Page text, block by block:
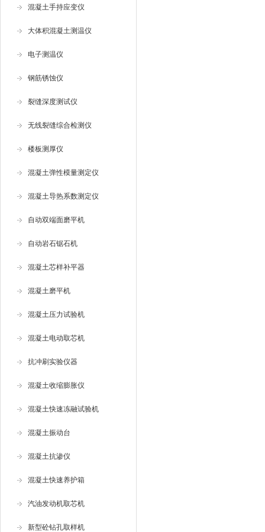
混凝土手持应变仪
大体积混凝土测温仪
电子测温仪
钢筋锈蚀仪
裂缝深度测试仪
无线裂缝综合检测仪
楼板测厚仪
混凝土弹性模量测定仪
混凝土导热系数测定仪
自动双端面磨平机
自动岩石锯石机
混凝土芯样补平器
混凝土磨平机
混凝土压力试验机
混凝土电动取芯机
抗冲刷实验仪器
混凝土收缩膨胀仪
混凝土快速冻融试验机
混凝土振动台
混凝土抗渗仪
混凝土快速养护箱
汽油发动机取芯机
新型砼钻孔取样机